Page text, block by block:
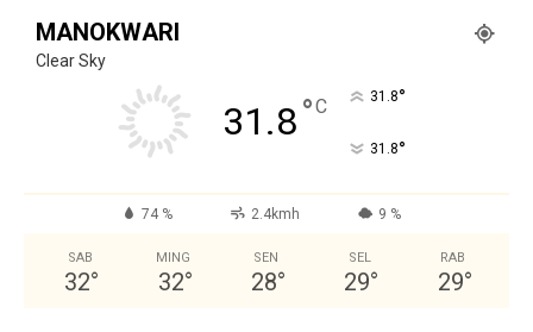
MANOKWARI
Clear Sky
31.8°C 31.8°
31.8°
74 % 2.4kmh 9 %
SAB
32°
MING
32°
SEN
28°
SEL
29°
RAB
29°